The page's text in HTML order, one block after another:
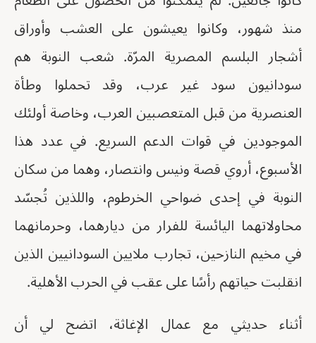
منذ شهور، وكانوا يعيشون على العشب وأوراق
أشجار البلسم المصرية المرّة. شعب النوبة هم
سودانيون سود غير عرب، وقد تحملوا وطأة
العنصرية من قبل المتعصبين العرب، وخاصة أولئك
الموجودين في قوات الدعم السريع. في عدد هذا
الأسبوع، أروي قصة ونيس وانتصار، وهما من سكان
النوبة في إحدى ضواحي الخرطوم، واللذين تُجسّد
محاولاتهما اليائسة للفرار من ديارهما، وحرمانهما
في مخيم النازحين، تجارب ملايين السودانيين الذين
انقلبت حياتهم رأسًا على عقب في الحرب الأهلية.
أثناء حديثي مع عمال الإغاثة، اتضح لي أن